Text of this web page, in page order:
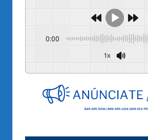
0:00
1x